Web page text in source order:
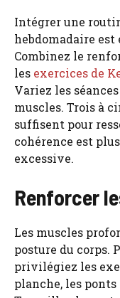
Intégrer une
hebdomadaire
Combinez le
les exercices de
Variez les
muscles. Trois à
suffisent pour
cohérence est
excessive.
Renforcer
Les muscles
posture du corps.
privilégiez les
planche, les